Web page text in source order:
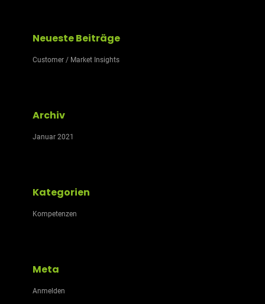
Neueste Beiträge
Customer / Market Insights
Archiv
Januar 2021
Kategorien
Kompetenzen
Meta
Anmelden